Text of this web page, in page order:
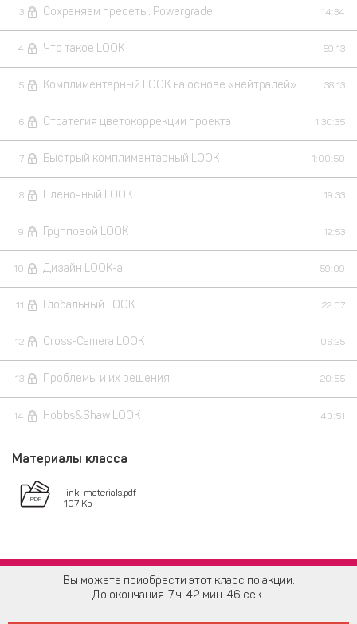
3 Сохраняем пресеты. Powergrade 14:34
4 Что такое LOOK 59:13
5 Комплиментарный LOOK на основе «нейтралей» 38:13
6 Стратегия цветокоррекции проекта 1:30:35
7 Быстрый комплиментарный LOOK 1:00:50
8 Пленочный LOOK 19:33
9 Групповой LOOK 12:53
10 Дизайн LOOK-а 59:09
11 Глобальный LOOK 22:07
12 Cross-Camera LOOK 06:25
13 Проблемы и их решения 20:55
14 Hobbs&Shaw LOOK 40:51
Материалы класса
link_materials.pdf
107 Kb
Вы можете приобрести этот класс по акции.
До окончания 7 42 46